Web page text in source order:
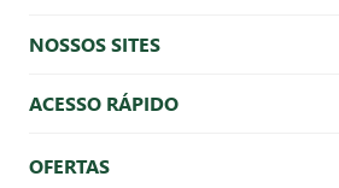
NOSSOS SITES
ACESSO RÁPIDO
OFERTAS